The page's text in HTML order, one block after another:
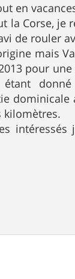
en
la Corse,
de rouler
mais
pour
kilomètres.
intéressés